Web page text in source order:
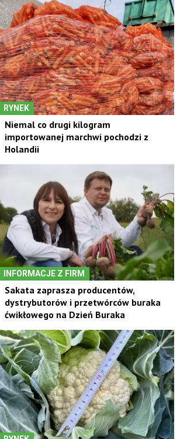
RYNEK
Niemal co drugi kilogram
importowanej marchwi pochodzi z
Holandii
INFORMACJE Z FIRM
Sakata zaprasza producentów,
dystrybutorów i przetwórców buraka
ćwikłowego na Dzień Buraka